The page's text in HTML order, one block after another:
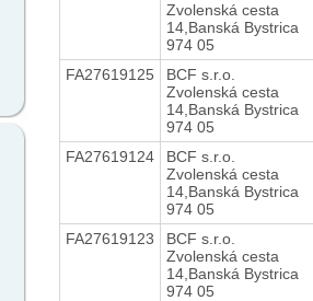
Zvolenská cesta
14,Banská Bystrica
974 05
FA27619125
BCF s.r.o.
Zvolenská cesta
14,Banská Bystrica
974 05
FA27619124
BCF s.r.o.
Zvolenská cesta
14,Banská Bystrica
974 05
FA27619123
BCF s.r.o.
Zvolenská cesta
14,Banská Bystrica
974 05